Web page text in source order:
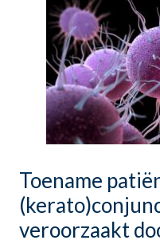
Toename
veroorzaakt